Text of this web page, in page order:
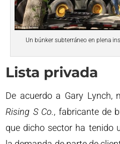
Un búnker subterráneo en plena
Lista privada
De acuerdo a Gary Lynch,
Rising S Co., fabricante de
que dicho sector ha tenido